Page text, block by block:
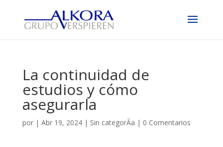
La continuidad de
estudios y cómo
asegurarla
por | Abr 19, 2024| Sin categorÃ­a | 0 Comentarios